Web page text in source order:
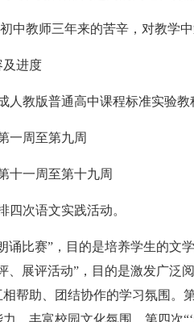
中教师三年来的苦辛，对教学
及进度
人教版普通高中课程标准实验教
一周至第九周
十一周至第十九周
四次语文实践活动。
诵比赛”，目的是培养学生的文
、展评活动”，目的是激发广泛
帮助、团结协作的学习氛围。
，丰富校园文化氛围。第四次